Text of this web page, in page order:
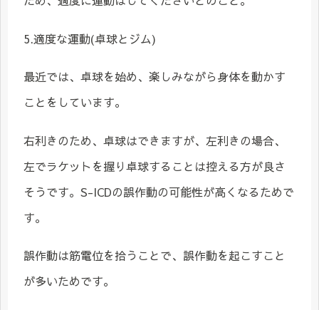
5.適度な運動(卓球とジム)
最近では、卓球を始め、楽しみながら身体を動かす
ことをしています。
右利きのため、卓球はできますが、左利きの場合、
左でラケットを握り卓球することは控える方が良さ
そうです。S-ICDの誤作動の可能性が高くなるためで
す。
誤作動は筋電位を拾うことで、誤作動を起こすこと
が多いためです。